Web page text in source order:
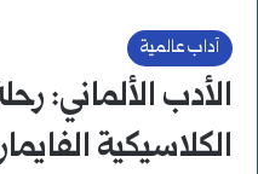
آداب عالمية
الأدب الألماني:
الكلاسيكية